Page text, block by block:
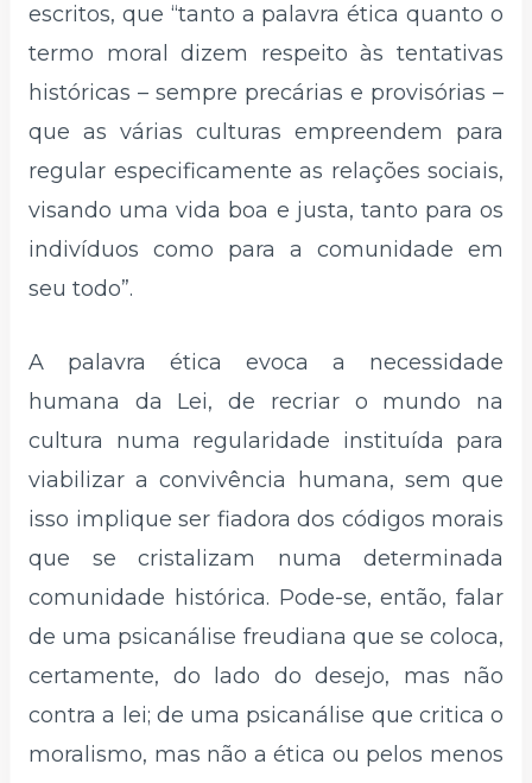
escritos, que “tanto a palavra ética quanto o
termo moral dizem respeito às tentativas
históricas – sempre precárias e provisórias –
que as várias culturas empreendem para
regular especificamente as relações sociais,
visando uma vida boa e justa, tanto para os
indivíduos como para a comunidade em
seu todo”.
A palavra ética evoca a necessidade
humana da Lei, de recriar o mundo na
cultura numa regularidade instituída para
viabilizar a convivência humana, sem que
isso implique ser fiadora dos códigos morais
que se cristalizam numa determinada
comunidade histórica. Pode-se, então, falar
de uma psicanálise freudiana que se coloca,
certamente, do lado do desejo, mas não
contra a lei; de uma psicanálise que critica o
moralismo, mas não a ética ou pelos menos